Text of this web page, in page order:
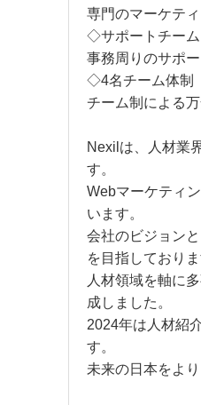
専門のマーケテ
◇サポートチーム
事務周りのサポ
◇4名チーム体制
チーム制による
Nexilは、人材業
す。
Webマーケティ
います。
会社のビジョン
を目指しておりま
人材領域を軸に
成しました。
2024年は人材紹
す。
未来の⽇本をよ